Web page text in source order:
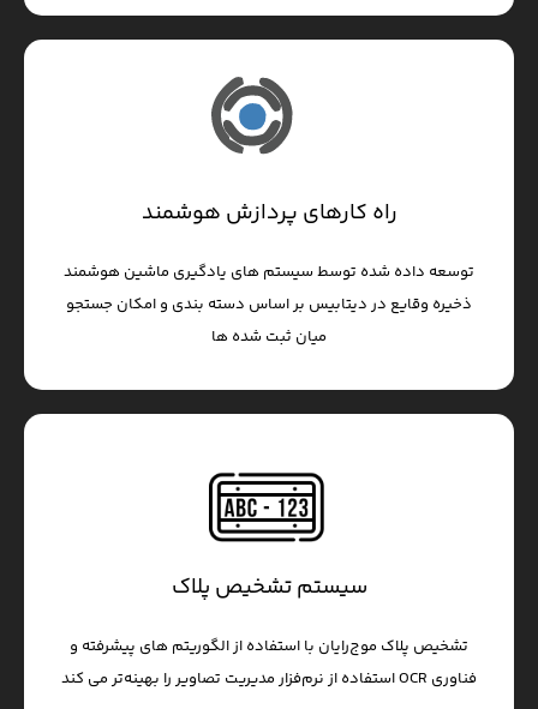
راه کارهای پردازش هوشمند
توسعه داده شده توسط سیستم های یادگیری ماشین هوشمند
ذخیره وقایع در دیتابیس بر اساس دسته بندی و امکان جستجو
میان ثبت شده ها
سیستم تشخیص پلاک
تشخیص پلاک موج‌رایان با استفاده از الگوریتم های پیشرفته و
فناوری OCR استفاده از نرم‌فزار مدیریت تصاویر را بهینه‌تر می کند